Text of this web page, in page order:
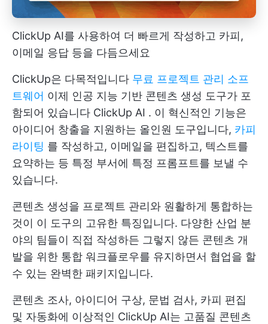
ClickUp AI를 사용하여 더 빠르게 작성하고 카피,
이메일 응답 등을 다듬으세요
ClickUp은 다목적입니다 무료 프로젝트 관리 소프
트웨어 이제 인공 지능 기반 콘텐츠 생성 도구가 포
함되어 있습니다 ClickUp AI . 이 혁신적인 기능은
아이디어 창출을 지원하는 올인원 도구입니다, 카피
라이팅 를 작성하고, 이메일을 편집하고, 텍스트를
요약하는 등 특정 부서에 특정 프롬프트를 보낼 수
있습니다.
콘텐츠 생성을 프로젝트 관리와 원활하게 통합하는
것이 이 도구의 고유한 특징입니다. 다양한 산업 분
야의 팀들이 직접 작성하든 그렇지 않든 콘텐츠 개
발을 위한 통합 워크플로우를 유지하면서 협업을 할
수 있는 완벽한 패키지입니다.
콘텐츠 조사, 아이디어 구상, 문법 검사, 카피 편집
및 자동화에 이상적인 ClickUp AI는 고품질 콘텐츠